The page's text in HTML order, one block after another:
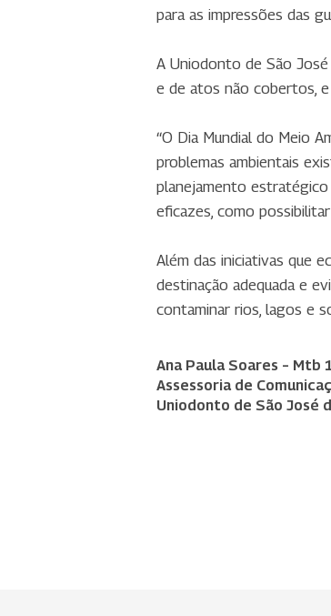
para as impressões das
A Uniodonto de São
e de atos não cobertos,
“O Dia Mundial do Meio
problemas ambientais
planejamento
eficazes, como
Além das iniciativas que
destinação adequada e
contaminar rios, lagos e
Ana Paula Soares – Mtb
Assessoria de
Uniodonto de São José